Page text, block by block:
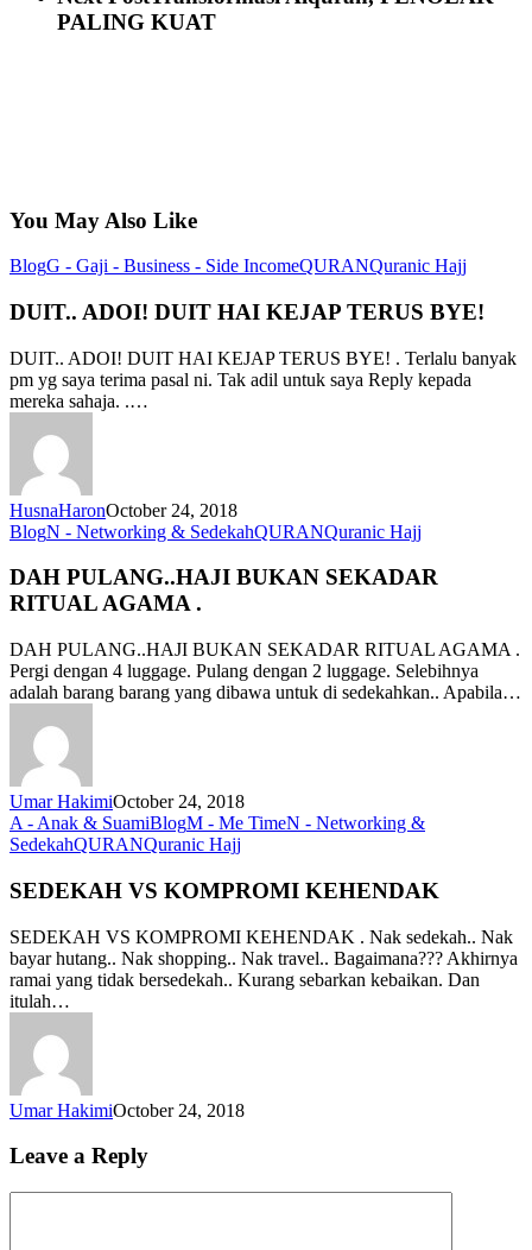
PALING KUAT
You May Also Like
BlogG - Gaji - Business - Side IncomeQURANQuranic Hajj
DUIT
KEJAP
TERUS
BYE!
DUIT.. ADOI! DUIT HAI KEJAP TERUS BYE!
DUIT.. ADOI! DUIT HAI KEJAP TERUS BYE! . Terlalu banyak
pm yg saya terima pasal ni. Tak adil untuk saya Reply kepada
mereka sahaja. .…
HusnaHaronOctober 24, 2018
BlogN - Networking & SedekahQURANQuranic Hajj
BUKAN
.
DAH PULANG..HAJI BUKAN SEKADAR
RITUAL AGAMA .
DAH PULANG..HAJI BUKAN SEKADAR RITUAL AGAMA .
Pergi dengan 4 luggage. Pulang dengan 2 luggage. Selebihnya
adalah barang barang yang dibawa untuk di sedekahkan.. Apabila…
Umar HakimiOctober 24, 2018
A - Anak & SuamiBlogM - Me TimeN - Networking &
SedekahQURANQuranic Hajj
KOMPROMI
SEDEKAH VS KOMPROMI KEHENDAK
SEDEKAH VS KOMPROMI KEHENDAK . Nak sedekah.. Nak
bayar hutang.. Nak shopping.. Nak travel.. Bagaimana??? Akhirnya
ramai yang tidak bersedekah.. Kurang sebarkan kebaikan. Dan
itulah…
Umar HakimiOctober 24, 2018
Leave a Reply